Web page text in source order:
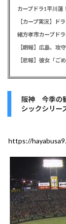
【カープ実況】ド
【朗報】広島、攻
阪神 今季の
シックシリー
https://